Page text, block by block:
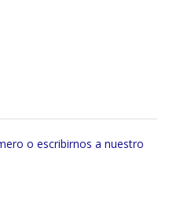
o escribirnos a nuestro